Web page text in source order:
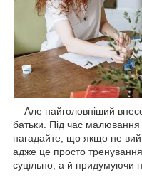
Але найголовніший
батьки. Під час малювання
нагадайте, що якщо не
адже це просто
суцільно, а й придумуючи